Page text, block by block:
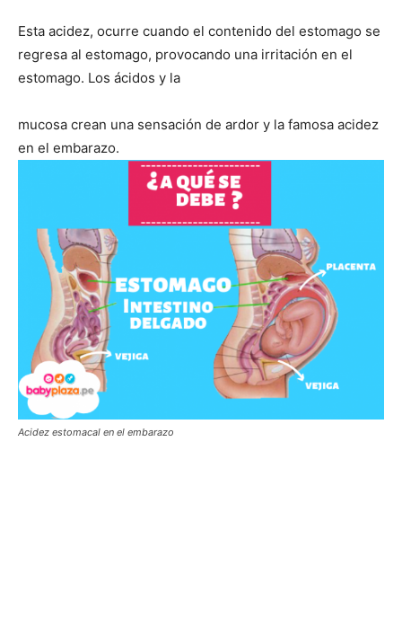
Esta acidez, ocurre cuando el contenido del estomago se
regresa al estomago, provocando una irritación en el
estomago. Los ácidos y la
mucosa crean una sensación de ardor y la famosa acidez
en el embarazo.
Acidez estomacal en el embarazo